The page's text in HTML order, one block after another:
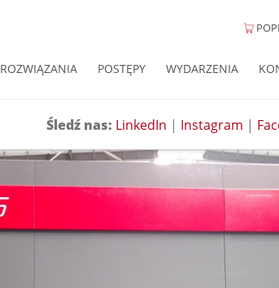
ROZWIĄZANIA POSTĘPY WYDARZENIA
Śledź nas: LinkedIn | Instagram |